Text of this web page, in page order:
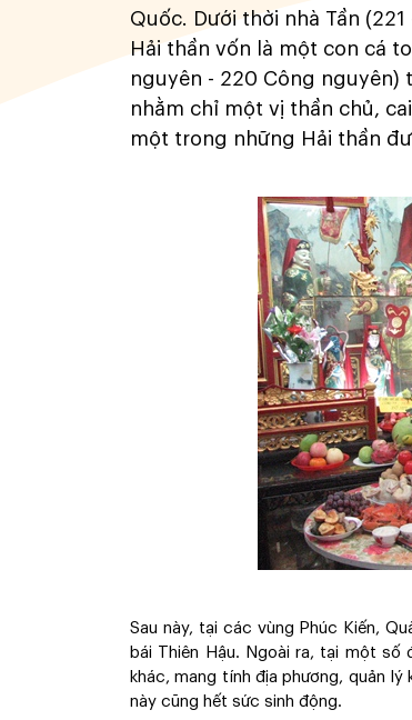
Quốc. Dưới thời nhà Tần
Hải thần vốn là một con cá
nguyên - 220 Công nguyên)
nhằm chỉ một vị thần chủ,
một trong những Hải thần
Sau này, tại các vùng Phúc Kiến,
bái Thiên Hậu. Ngoài ra, tại một số
khác, mang tính địa phương, quản
này cũng hết sức sinh động.